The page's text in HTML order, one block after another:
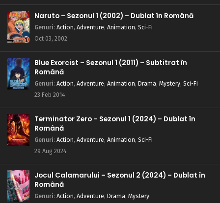
Naruto – Sezonul 1 (2002) – Dublat în Română
Genuri: Action, Adventure, Animation, Sci-Fi
Oct 03, 2002
Blue Exorcist – Sezonul 1 (2011) – Subtitrat în
Română
Genuri: Action, Adventure, Animation, Drama, Mystery, Sci-Fi
23 Feb 2014
Terminator Zero – Sezonul 1 (2024) – Dublat în
Română
Genuri: Action, Adventure, Animation, Sci-Fi
29 Aug 2024
Jocul Calamarului – Sezonul 2 (2024) – Dublat în
Română
Genuri: Action, Adventure, Drama, Mystery